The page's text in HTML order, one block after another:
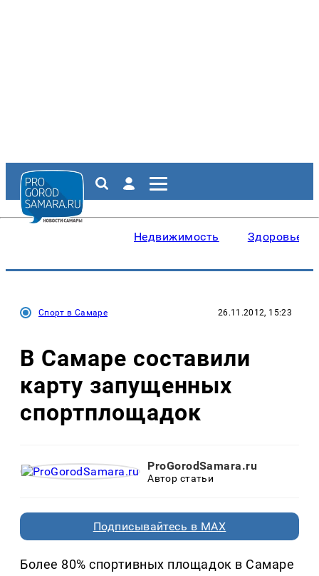
Недвижимость Здоровье
Спорт в Самаре 26.11.2012, 15:23
В Самаре составили
карту запущенных
спортплощадок
ProGorodSamara.ru
Автор статьи
Подписывайтесь в MAX
Более 80% спортивных площадок в Самаре